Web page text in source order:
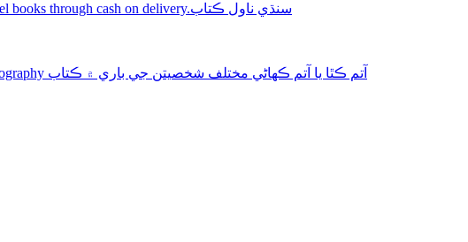
Shop online Sindhi novel books through cash on delivery.سنڌي ناول ڪتاب
Biography-autobiography آتم ڪٿا يا آتم ڪھاڻي مختلف شخصيتن جي باري ۾ ڪتاب